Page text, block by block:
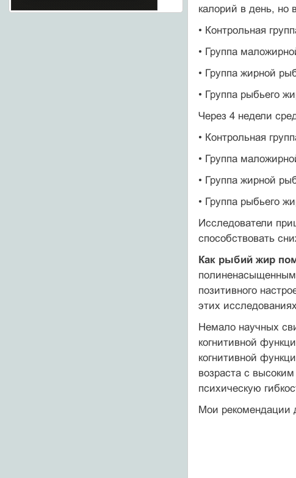
калорий в день, но
• Контрольная
• Группа
• Группа жирной
• Группа рыбьего
Через 4 недели
• Контрольная
• Группа
• Группа жирной
• Группа рыбьего
Исследователи
способствовать
Как рыбий жир
позитивного
этих
Немало научных
когнитивной
когнитивной
возраста с
психическую
Мои рекомендации